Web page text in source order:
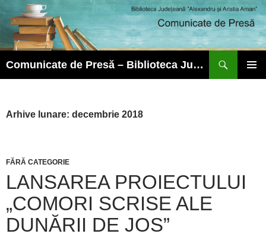
Comunicate de Presă – Biblioteca Județeană ”Alexandru și Aristia Aman”
Arhive lunare: decembrie 2018
FĂRĂ CATEGORIE
LANSAREA PROIECTULUI
„COMORI SCRISE ALE
DUNĂRII DE JOS”